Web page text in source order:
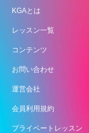
KGAとは
レッスン一覧
コンテンツ
お問い合わせ
運営会社
会員利用規約
プライベートレッスン